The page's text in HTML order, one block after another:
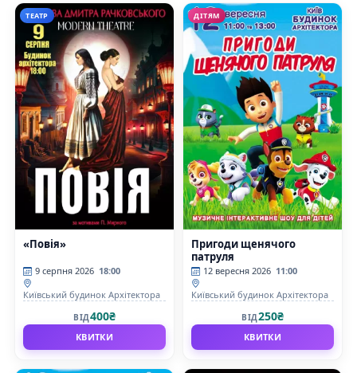
ТЕАТР
«Повія»
9 серпня 2026 18:00
Київський будинок Архітектора
ВІД400₴
КВИТКИ
ДІТЯМ
Пригоди щенячого
патруля
12 вересня 2026 11:00
Київський будинок Архітектора
ВІД250₴
КВИТКИ